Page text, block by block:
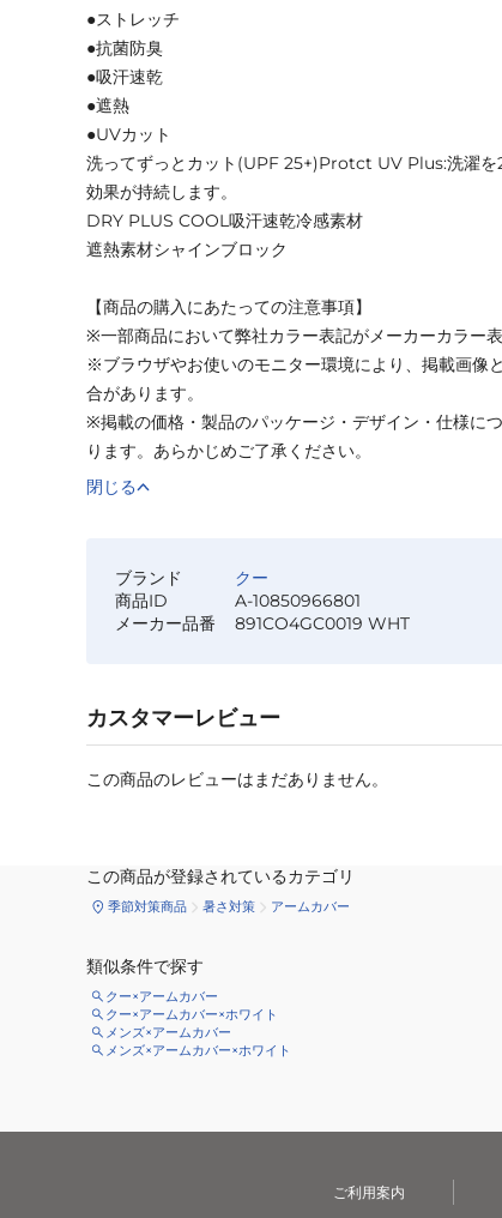
●ストレッチ
●抗菌防臭
●吸汗速乾
●遮熱
●UVカット
洗ってずっとカット(UPF 25+)Protct UV Plus:洗濯を
効果が持続します。
DRY PLUS COOL吸汗速乾冷感素材
遮熱素材シャインブロック
【商品の購入にあたっての注意事項】
※一部商品において弊社カラー表記がメーカーカラー
※ブラウザやお使いのモニター環境により、掲載画像
合があります。
※掲載の価格・製品のパッケージ・デザイン・仕様に
ります。あらかじめご了承ください。
閉じる
ブランド
クー
商品ID
A-10850966801
メーカー品番
891CO4GC0019 WHT
カスタマーレビュー
この商品のレビューはまだありません。
この商品が登録されているカテゴリ
季節対策商品 暑さ対策 アームカバー
類似条件で探す
クー×アームカバー
クー×アームカバー×ホワイト
メンズ×アームカバー
メンズ×アームカバー×ホワイト
ご利用案内